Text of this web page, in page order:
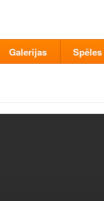
Galerijas Spēles